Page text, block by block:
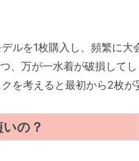
ルを1枚購入し、頻繁に
、万が一水着が破損して
を考えると最初から2枚が
の？